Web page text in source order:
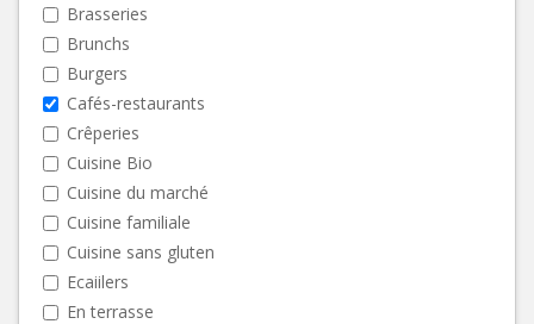
Brasseries
Brunchs
Burgers
Cafés-restaurants
Crêperies
Cuisine Bio
Cuisine du marché
Cuisine familiale
Cuisine sans gluten
Ecaiilers
En terrasse